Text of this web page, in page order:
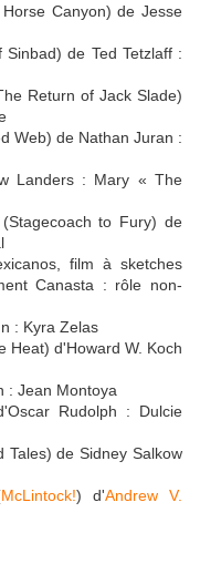
Canyon) de Jesse
de Ted Tetzlaff :
Return of Jack Slade)
Web) de Nathan Juran :
Landers : Mary « The
to Fury) de
film à sketches
Canasta : rôle non-
: Kyra Zelas
Heat) d'Howard W. Koch
: Jean Montoya
Rudolph : Dulcie
Tales) de Sidney Salkow
McLintock!) d'Andrew V.